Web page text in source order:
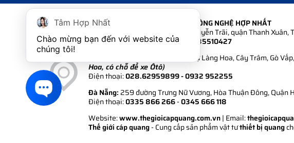
CÔNG TY CỔ PHẦN PHÁT TRIỂN CÔNG NGHỆ HỢP NHẤT
Hà Nội: Số 6A Ngõ 235 đường Nguyễn Trãi, quận Thanh Xuân,
Điện thoại:024.35511 222 - 024.35510427
108/1/6 Khu Biệt Thự Làng Hoa, Cây Trâm, Gò
Hoa, có chỗ để xe Ôtô)
Điện thoại:028.62959899- 0932 952255
Đà Nẵng: 259 đường Trưng Nữ Vương, Hòa Thuận Đông, Quận
Điện thoại:0335 866 266-0345 666 118
Website:www.thegioicapquang.com.vn| Email:
Thế giới cáp quang- Cung cấp sản phẩm vật tưthiết bị quang
Tâm Hợp Nhất
Chào mừng bạn đến với website của
chúng tôi!